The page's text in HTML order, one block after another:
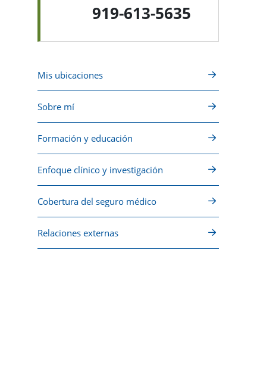
919-613-5635
Mis ubicaciones
Sobre mí
Formación y educación
Enfoque clínico y investigación
Cobertura del seguro médico
Relaciones externas